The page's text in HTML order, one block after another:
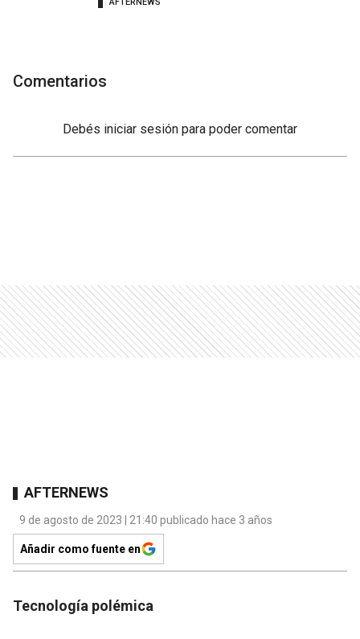
AFTERNEWS
Comentarios
Debés iniciar sesión para poder comentar
AFTERNEWS
9 de agosto de 2023 | 21:40 publicado hace 3 años
Añadir como fuente en
Tecnología polémica